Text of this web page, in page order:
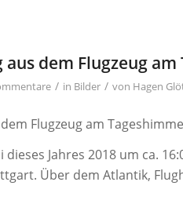
dem Flugzeug am
/ in Bilder / von Hagen
Flugzeug am
Jahres 2018 um ca.
Über dem Atlantik,